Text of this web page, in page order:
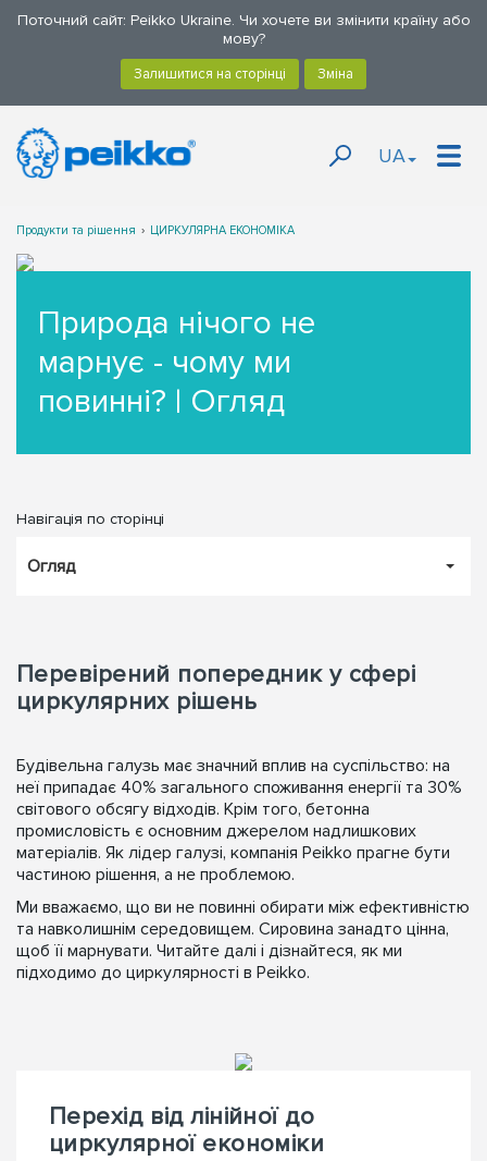
Поточний сайт: Peikko Ukraine. Чи хочете ви змінити країну або
мову?
UA
Продукти та рішення ЦИРКУЛЯРНА ЕКОНОМІКА
Природа нічого не
марнує - чому ми
повинні? | Огляд
Навігація по сторінці
Огляд
Перевірений попередник у сфері
циркулярних рішень
Будівельна галузь має значний вплив на суспільство: на
неї припадає 40% загального споживання енергії та 30%
світового обсягу відходів. Крім того, бетонна
промисловість є основним джерелом надлишкових
матеріалів. Як лідер галузі, компанія Peikko прагне бути
частиною рішення, а не проблемою.
Ми вважаємо, що ви не повинні обирати між ефективністю
та навколишнім середовищем. Сировина занадто цінна,
щоб її марнувати. Читайте далі і дізнайтеся, як ми
підходимо до циркулярності в Peikko.
Перехід від лінійної до
циркулярної економіки